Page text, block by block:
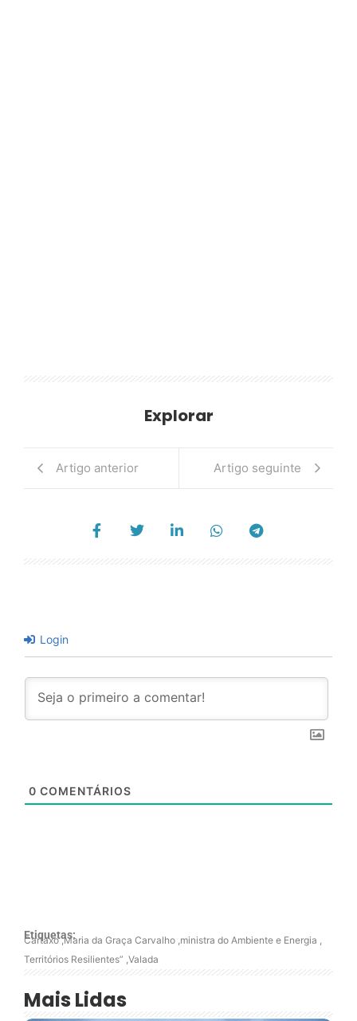
Explorar
Artigo anterior Artigo seguinte
Login
0 COMENTÁRIOS
Etiquetas:
Cartaxo,Maria da Graça Carvalho ,ministra do Ambiente e Energia ,
Territórios Resilientes” ,Valada
Mais Lidas